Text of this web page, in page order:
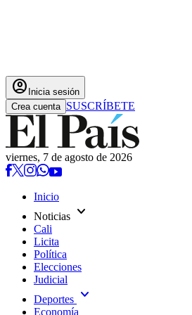
account_circle Inicia sesión
Crea cuenta SUSCRÍBETE
viernes, 7 de agosto de 2026
Inicio
Noticias expand_more
Cali
Licita
Política
Elecciones
Judicial
Deportes expand_more
Economía